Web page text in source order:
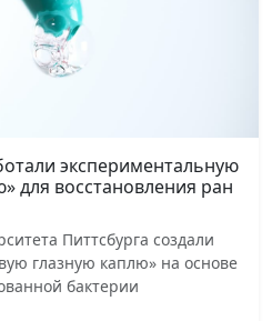
экспериментальную
для восстановления ран
Питтсбурга создали
глазную каплю» на основе
бактерии